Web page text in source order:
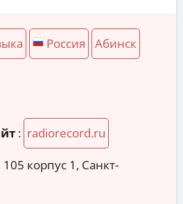
Россия Абинск
: radiorecord.ru
корпус 1, Санкт-